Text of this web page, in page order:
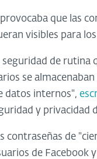
que las
visibles para
de rutina
se
datos internos",
y privacidad
contraseñas de
de Facebook